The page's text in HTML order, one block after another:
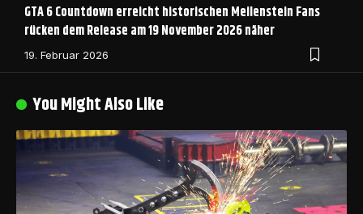
GTA 6 Countdown erreicht historischen Meilenstein Fans
rücken dem Release am 19 November 2026 näher
19. Februar 2026
You Might Also Like